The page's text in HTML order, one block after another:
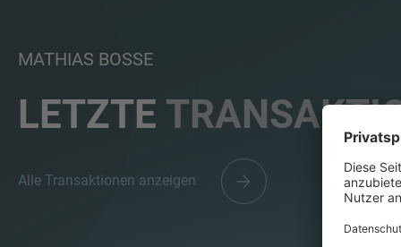
MATHIAS BOSSE
LETZTE
Alle Transaktionen anzeigen